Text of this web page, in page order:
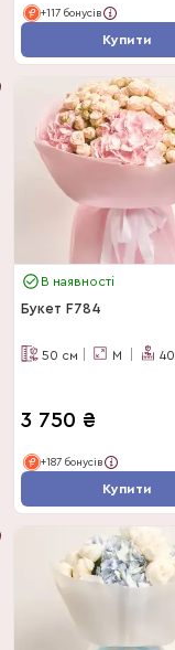
+117 бонусів
Купити
В наявності
Букет F784
50 см M 40
3 750 ₴
+187 бонусів
Купити